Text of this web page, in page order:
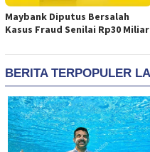
Maybank Diputus Bersalah
Kasus Fraud Senilai Rp30 Miliar